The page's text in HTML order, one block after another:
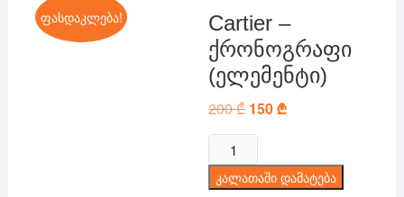
ფასდაკლება!
Cartier –
ქრონოგრაფი
(ელემენტი)
200₾ Original
was:
150₾Current
რაოდენობა:
Cartier
- კალათაში დამატება